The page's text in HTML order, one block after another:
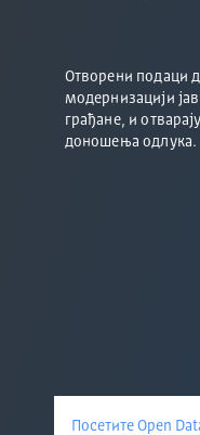
Отворени подаци
модернизацији
грађане, и
доношења одлука.
Посетите Open